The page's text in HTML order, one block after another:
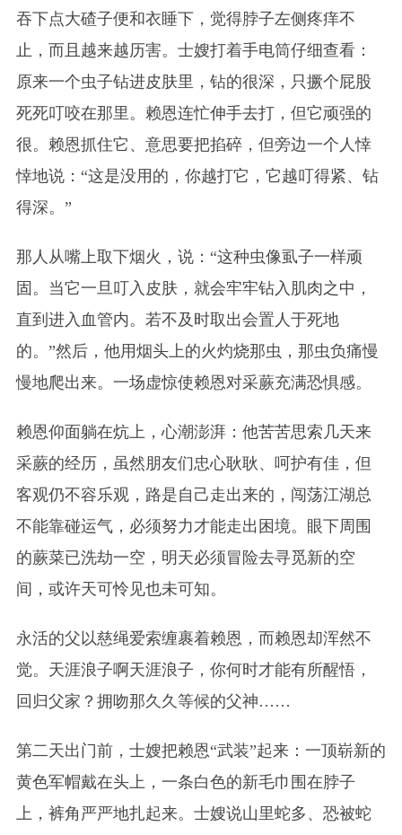
吞下点大碴子便和衣睡下，觉得脖子左侧疼痒不
止，而且越来越历害。士嫂打着手电筒仔细查看：
原来一个虫子钻进皮肤里，钻的很深，只撅个屁股
死死叮咬在那里。赖恩连忙伸手去打，但它顽强的
很。赖恩抓住它、意思要把掐碎，但旁边一个人悻
悻地说：“这是没用的，你越打它，它越叮得紧、钻
得深。”
那人从嘴上取下烟火，说：“这种虫像虱子一样顽
固。当它一旦叮入皮肤，就会牢牢钻入肌肉之中，
直到进入血管内。若不及时取出会置人于死地
的。”然后，他用烟头上的火灼烧那虫，那虫负痛慢
慢地爬出来。一场虚惊使赖恩对采蕨充满恐惧感。
赖恩仰面躺在炕上，心潮澎湃：他苦苦思索几天来
采蕨的经历，虽然朋友们忠心耿耿、呵护有佳，但
客观仍不容乐观，路是自己走出来的，闯荡江湖总
不能靠碰运气，必须努力才能走出困境。眼下周围
的蕨菜已洗劫一空，明天必须冒险去寻觅新的空
间，或许天可怜见也未可知。
永活的父以慈绳爱索缠裹着赖恩，而赖恩却浑然不
觉。天涯浪子啊天涯浪子，你何时才能有所醒悟，
回归父家？拥吻那久久等候的父神……
第二天出门前，士嫂把赖恩“武装”起来：一顶崭新的
黄色军帽戴在头上，一条白色的新毛巾围在脖子
上，裤角严严地扎起来。士嫂说山里蛇多、恐被蛇